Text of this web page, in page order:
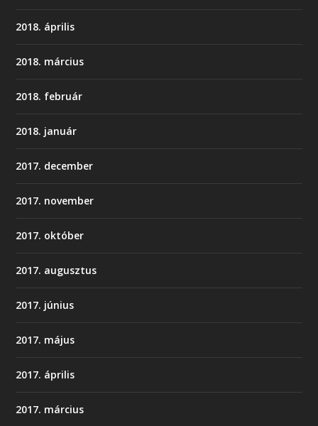
2018. április
2018. március
2018. február
2018. január
2017. december
2017. november
2017. október
2017. augusztus
2017. június
2017. május
2017. április
2017. március